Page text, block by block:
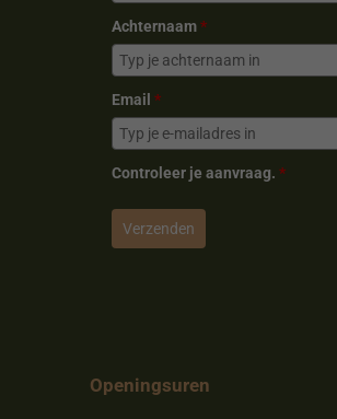
Achternaam*
Email *
Controleer je aanvraag. *
Verzenden
Openingsuren